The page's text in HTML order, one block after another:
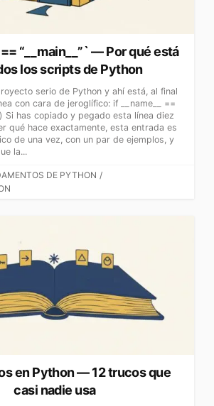
“__main__”` — Por qué está
los scripts de Python
serio de Python y ahí está, al final
con cara de jeroglífico: if __name__ ==
Si has copiado y pegado esta línea diez
qué hace exactamente, esta entrada es
de una vez, con un par de ejemplos, y
la...
DE PYTHON /
en Python — 12 trucos que
casi nadie usa